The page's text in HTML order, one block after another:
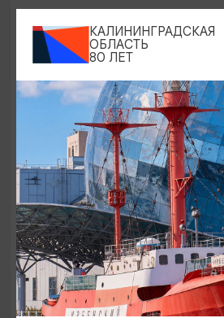
19.07.2026 - 19.08.2026, 19:00
Калининград, Евангелическо-
«Воскресения»
ОТ 250₽
ДЕТЯМ
КАЛИНИНГРАДСКАЯ
ОБЛАСТЬ
80 ЛЕТ